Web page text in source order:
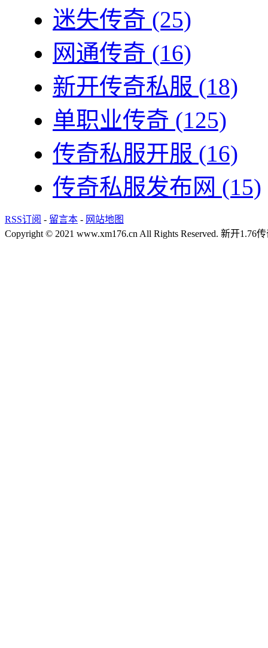
迷失传奇 (25)
网通传奇 (16)
新开传奇私服 (18)
单职业传奇 (125)
传奇私服开服 (16)
传奇私服发布网 (15)
RSS订阅 - 留言本 - 网站地图
Copyright © 2021 www.xm176.cn All Rights Reserved. 新开1.76